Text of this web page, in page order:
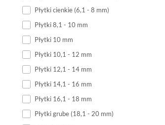
Płytki cienkie (6,1 - 8 mm)
Płytki 8,1 - 10 mm
Płytki 10 mm
Płytki 10,1 - 12 mm
Płytki 12,1 - 14 mm
Płytki 14,1 - 16 mm
Płytki 16,1 - 18 mm
Płytki grube (18,1 - 20 mm)